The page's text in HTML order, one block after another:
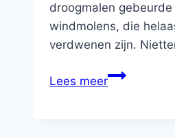
droogmalen
windmolens, die
verdwenen zijn.
Lees meer